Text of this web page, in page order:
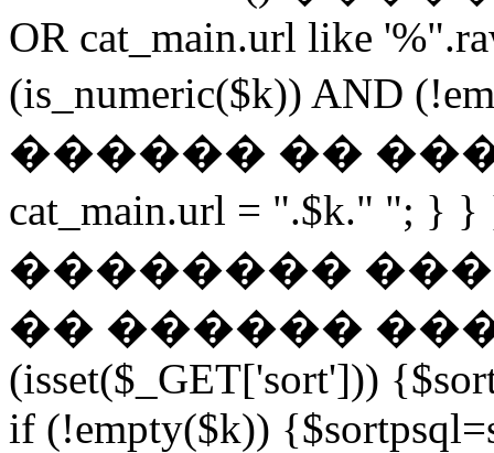
OR cat_main.url like
(is_numeric($k)) AND
������ ��
cat_main.url = ".$k."
��������
�� ������
(isset($_GET['sort']))
if (!empty($k))